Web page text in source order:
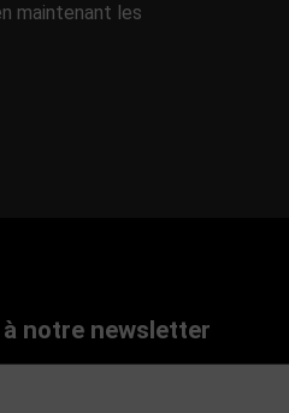
maintenant les
notre newsletter